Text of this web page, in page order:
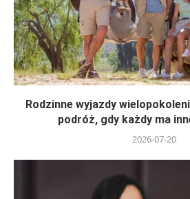
Rodzinne wyjazdy
podróż, gdy każdy ma
2026-07-20